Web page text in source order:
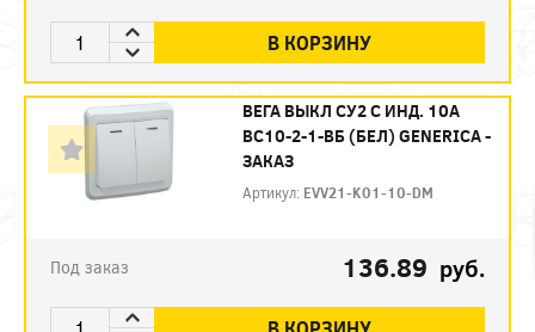
В КОРЗИНУ
ВЕГА ВЫКЛ СУ2 С ИНД. 10А
ВС10-2-1-ВБ (БЕЛ) GENERICA -
ЗАКАЗ
Артикул: EVV21-K01-10-DM
Под заказ 136.89 руб.